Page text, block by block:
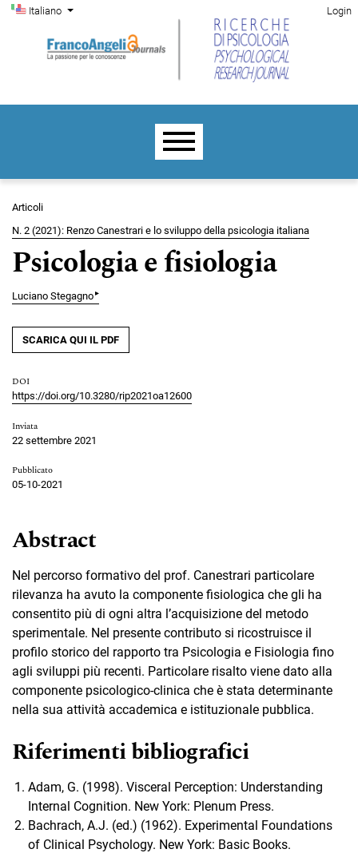
Salta al menu principale di navigazione
Salta al contenuto principale
Salta al piè di pagina del sito
Cambia la lingua. La lingua corrente è:
Italiano
Menu di amministrazione Login
Menu principale
Articoli
N. 2 (2021): Renzo Canestrari e lo sviluppo della psicologia italiana
Psicologia e fisiologia
Luciano Stegagno▸
SCARICA QUI IL PDF
DOI
https://doi.org/10.3280/rip2021oa12600
Inviata
22 settembre 2021
Pubblicato
05-10-2021
Abstract
Nel percorso formativo del prof. Canestrari particolare
rilevanza ha avuto la componente fisiologica che gli ha
consentito più di ogni altra l’acquisizione del metodo
sperimentale. Nel presente contributo si ricostruisce il
profilo storico del rapporto tra Psicologia e Fisiologia fino
agli sviluppi più recenti. Particolare risalto viene dato alla
componente psicologico-clinica che è stata determinante
nella sua attività accademica e istituzionale pubblica.
Riferimenti bibliografici
Adam, G. (1998). Visceral Perception: Understanding
Internal Cognition. New York: Plenum Press.
Bachrach, A.J. (ed.) (1962). Experimental Foundations
of Clinical Psychology. New York: Basic Books.